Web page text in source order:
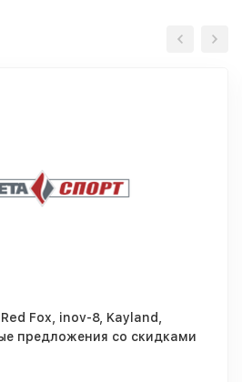
Fox, inov-8, Kayland,
предложения со скидками